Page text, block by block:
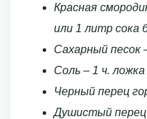
Красная
или 1 литр сока
Сахарный песок
Соль – 1 ч. ложка
Черный перец
Душистый